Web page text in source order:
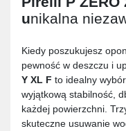
unikalna
Kiedy poszukujesz
pewność w deszczu i
Y XL F to idealny
wyjątkową stabilność,
każdej powierzchni.
skuteczne usuwanie